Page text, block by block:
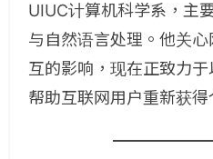
UIUC计算机科学系，主
与自然语言处理。他关
互的影响，现在正致力于
帮助互联网用户重新获得